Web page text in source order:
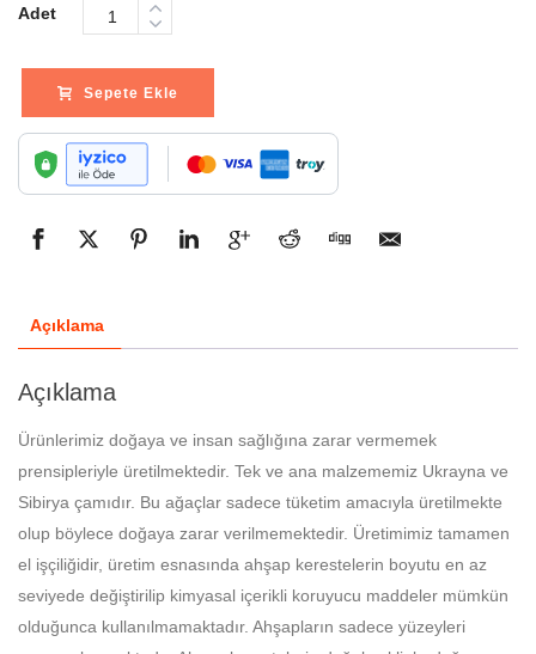
Adet
Sepete Ekle
Açıklama
Açıklama
Ürünlerimiz doğaya ve insan sağlığına zarar vermemek
prensipleriyle üretilmektedir. Tek ve ana malzememiz Ukrayna ve
Sibirya çamıdır. Bu ağaçlar sadece tüketim amacıyla üretilmekte
olup böylece doğaya zarar verilmemektedir. Üretimimiz tamamen
el işçiliğidir, üretim esnasında ahşap kerestelerin boyutu en az
seviyede değiştirilip kimyasal içerikli koruyucu maddeler mümkün
olduğunca kullanılmamaktadır. Ahşapların sadece yüzeyleri